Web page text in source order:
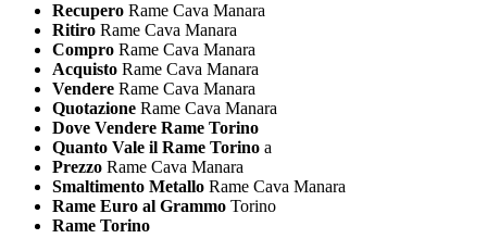
Recupero Rame Cava Manara
Ritiro Rame Cava Manara
Compro Rame Cava Manara
Acquisto Rame Cava Manara
Vendere Rame Cava Manara
Quotazione Rame Cava Manara
Dove Vendere Rame Torino
Quanto Vale il Rame Torino a
Prezzo Rame Cava Manara
Smaltimento Metallo Rame Cava Manara
Rame Euro al Grammo Torino
Rame Torino